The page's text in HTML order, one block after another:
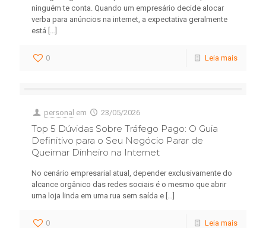
ninguém te conta. Quando um empresário decide alocar
verba para anúncios na internet, a expectativa geralmente
está […]
0 Leia mais
personal em 23/05/2026
Top 5 Dúvidas Sobre Tráfego Pago: O Guia
Definitivo para o Seu Negócio Parar de
Queimar Dinheiro na Internet
No cenário empresarial atual, depender exclusivamente do
alcance orgânico das redes sociais é o mesmo que abrir
uma loja linda em uma rua sem saída e […]
0 Leia mais